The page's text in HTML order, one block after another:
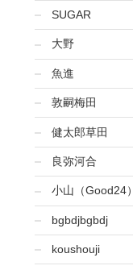
SUGAR
大野
魚進
敦嗣梅田
健太郎草田
良弥河合
小山（Good24）
bgbdjbgbdj
koushouji